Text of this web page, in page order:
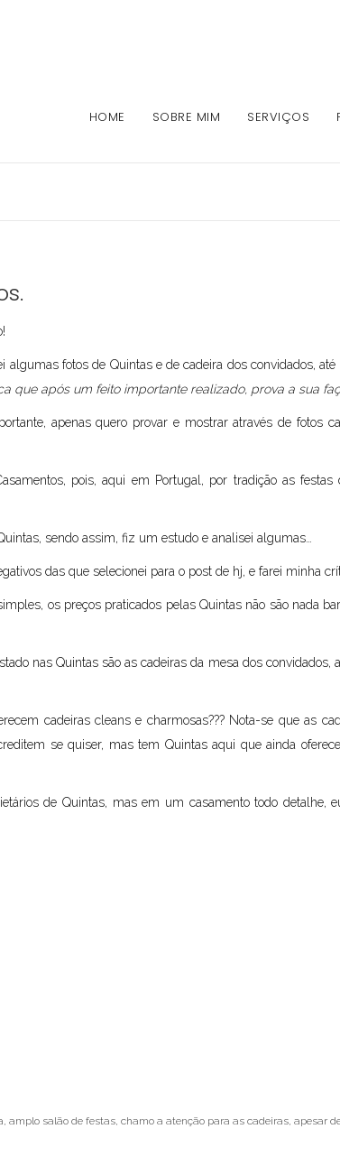
HOME SOBRE MIM SERVIÇOS
fotos de Quintas e de cadeira dos convidados,
que após um feito importante realizado, prova a sua
apenas quero provar e mostrar através de fotos
pois, aqui em Portugal, por tradição as
sendo assim, fiz um estudo e analisei algumas…
das que selecionei para o post de hj, e farei minha
os preços praticados pelas Quintas não são nada
nas Quintas são as cadeiras da mesa dos convidados,
cadeiras cleans e charmosas??? Nota-se que as
se quiser, mas tem Quintas aqui que ainda
de Quintas, mas em um casamento todo detalhe,
amplo salão de festas, chamo a atenção para as cadeiras, apesar